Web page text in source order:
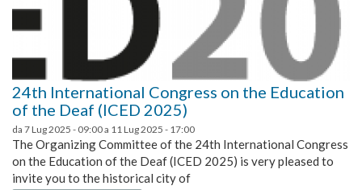
24th International Congress on the Education
of the Deaf (ICED 2025)
da 7 Lug 2025 - 09:00a 11 Lug 2025 - 17:00
The Organizing Committee of the 24th International Congress
on the Education of the Deaf (ICED 2025) is very pleased to
invite you to the historical city of